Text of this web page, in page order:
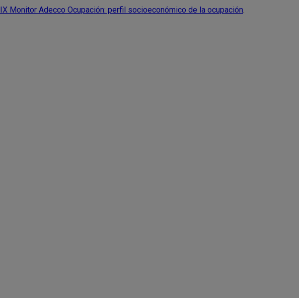
IX Monitor Adecco Ocupación: perfil socioeconómico de la ocupación